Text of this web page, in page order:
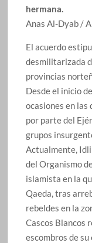
hermana.
Anas Al-Dyab /
El acuerdo
desmilitarizada
provincias
Desde el inicio
ocasiones en
por parte del
grupos
Actualmente,
del Organismo
islamista en la
Qaeda, tras
rebeldes en la
Cascos Blancos
escombros de